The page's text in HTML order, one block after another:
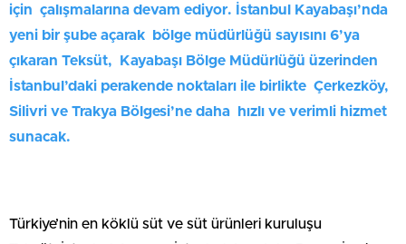
için çalışmalarına devam ediyor. İstanbul Kayabaşı’nda
yeni bir şube açarak bölge müdürlüğü sayısını 6’ya
çıkaran Teksüt, Kayabaşı Bölge Müdürlüğü üzerinden
İstanbul’daki perakende noktaları ile birlikte Çerkezköy,
Silivri ve Trakya Bölgesi’ne daha hızlı ve verimli hizmet
sunacak.
Türkiye’nin en köklü süt ve süt ürünleri kuruluşu